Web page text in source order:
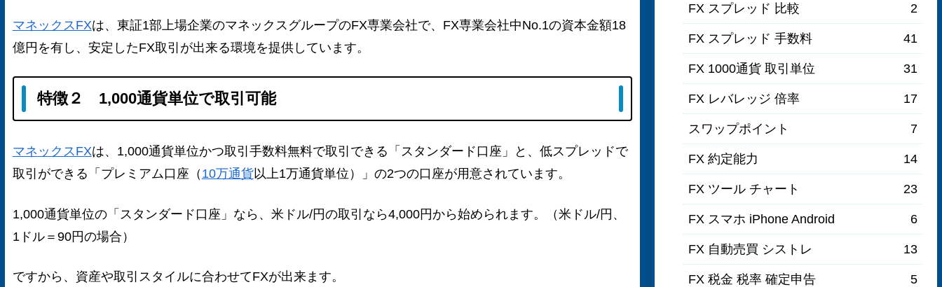
マネックスFXは、東証1部上場企業のマネックスグループのFX専業会社で、FX専業会社中No.1の資本金額18
億円を有し、安定したFX取引が出来る環境を提供しています。
特徴２ 1,000通貨単位で取引可能
マネックスFXは、1,000通貨単位かつ取引手数料無料で取引できる「スタンダード口座」と、低スプレッドで
取引ができる「プレミアム口座（ 10万通貨以上1万通貨単位）」の2つの口座が用意されています。
1,000通貨単位の「スタンダード口座」なら、米ドル/円の取引なら4,000円から始められます。（米ドル/円、
1ドル＝90円の場合）
ですから、資産や取引スタイルに合わせてFXが出来ます。
FX スプレッド 比較 2
FX スプレッド 手数料 41
FX 1000通貨 取引単位 31
FX レバレッジ 倍率 17
スワップポイント 7
FX 約定能力 14
FX ツール チャート 23
FX スマホ iPhone Android 6
FX 自動売買 シストレ 13
FX 税金 税率 確定申告 5